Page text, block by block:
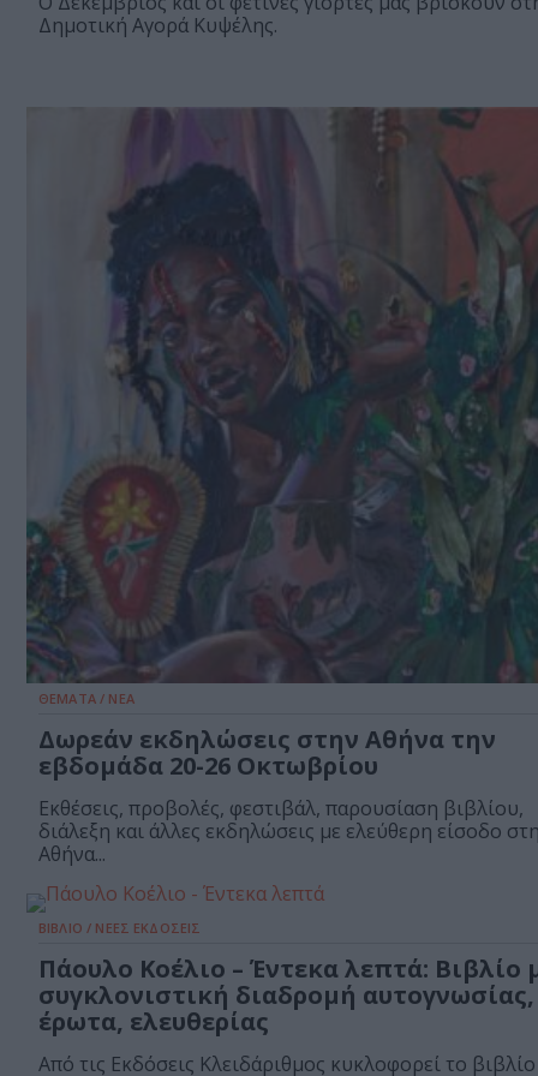
Δημοτική Αγορά Κυψέλης.
ΘΕΜΑΤΑ / ΝΕΑ
Δωρεάν εκδηλώσεις στην Αθήνα την
εβδομάδα 20-26 Οκτωβρίου
Εκθέσεις, προβολές, φεστιβάλ, παρουσίαση βιβλίου,
διάλεξη και άλλες εκδηλώσεις με ελεύθερη είσοδο
Αθήνα...
ΒΙΒΛΙΟ / ΝΕΕΣ ΕΚΔΟΣΕΙΣ
Πάουλο Κοέλιο – Έντεκα λεπτά: Βιβλίο
συγκλονιστική διαδρομή αυτογνωσίας,
έρωτα, ελευθερίας
Από τις Εκδόσεις Κλειδάριθμος κυκλοφορεί το